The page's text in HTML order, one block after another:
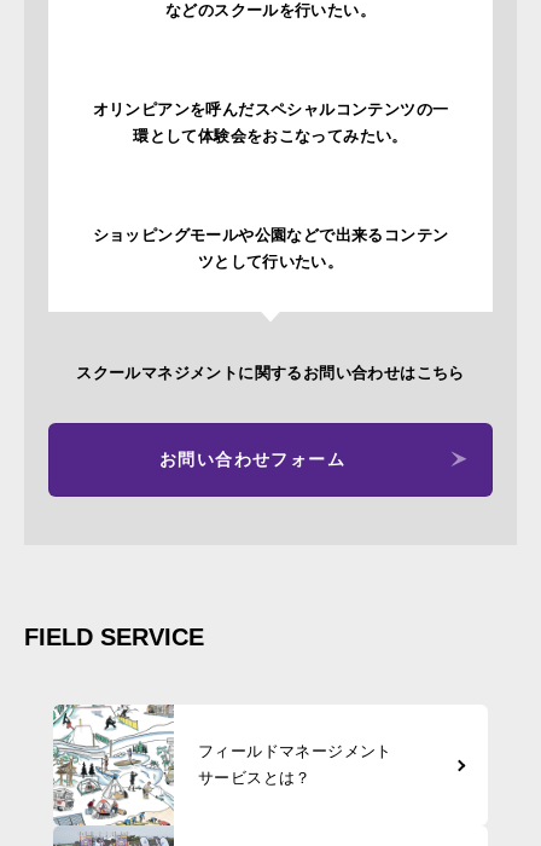
などのスクールを行いたい。
オリンピアンを呼んだスペシャルコンテンツの一
環として体験会をおこなってみたい。
ショッピングモールや公園などで出来るコンテン
ツとして行いたい。
スクールマネジメントに関するお問い合わせはこちら
お問い合わせフォーム
FIELD SERVICE
フィールドマネージメント
サービスとは？